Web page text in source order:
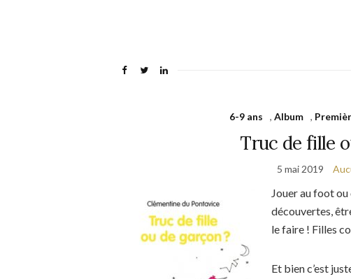
6-9 ans ,Album ,
Truc de fille
5 mai 2019
Jouer au foot
découvertes,
le faire ! Filles
Et bien c’est